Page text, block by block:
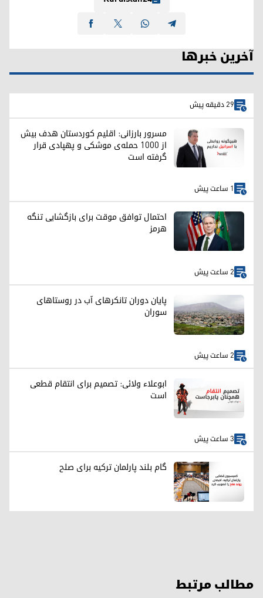
آخرین خبرها
29 دقیقه پیش
مسرور بارزانی: اقلیم کوردستان هدف بیش
از ۱۰۰۰ حمله‌ی موشکی و پهپادی قرار
گرفته است
1 ساعت پیش
احتمال توافق موقت برای بازگشایی تنگه
هرمز
2 ساعت پیش
پایان دوران تانکرهای آب در روستاهای
سوران
2 ساعت پیش
ابوعلاء ولائی: تصمیم برای انتقام قطعی
است
3 ساعت پیش
گام بلند پارلمان ترکیه برای صلح
مطالب مرتبط